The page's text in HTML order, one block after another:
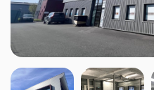
Contact
Avis clients